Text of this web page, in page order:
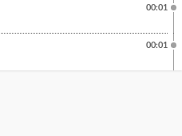
00:01
00:01